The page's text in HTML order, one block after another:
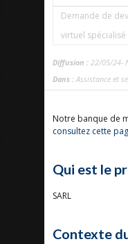
Demande de
virtuel
Diffusion : 22/05/24-
Dans : Assistance et
Notre banque de
consultez cette
Qui est le
SARL
Contexte